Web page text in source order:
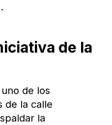
de la
uno de los
de la calle
la